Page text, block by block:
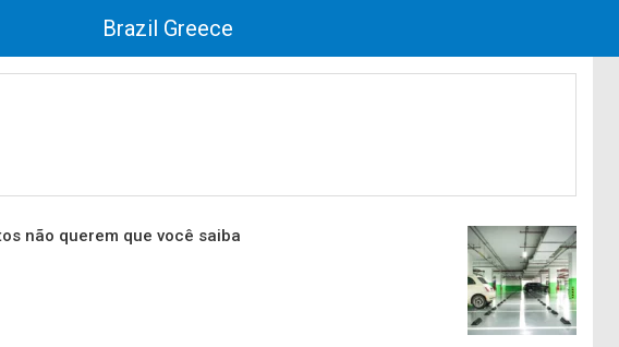
Brazil Greece
não querem que você saiba